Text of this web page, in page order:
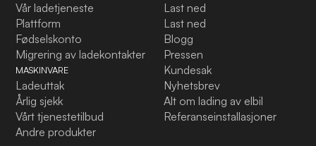
Vår ladetjeneste
Plattform
Fødselskonto
Migrering av ladekontakter
MASKINVARE
Ladeuttak
Årlig sjekk
Vårt tjenestetilbud
Andre produkter
Last ned
Last ned
Blogg
Pressen
Kundesak
Nyhetsbrev
Alt om lading av elbil
Referanseinstallasjoner